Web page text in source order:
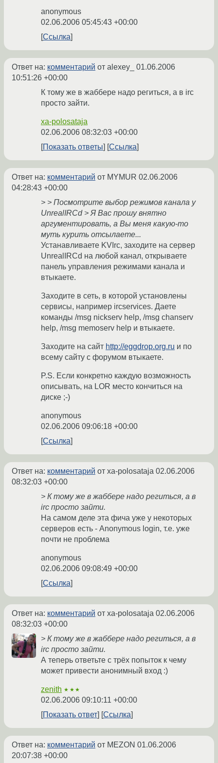
anonymous
02.06.2006 05:45:43 +00:00
Ссылка
Ответ на: комментарий от alexey_ 01.06.2006
10:51:26 +00:00
К тому же в жаббере надо региться, а в irc
просто зайти.
xa-polosataja
02.06.2006 08:32:03 +00:00
Показать ответы
Ссылка
Ответ на: комментарий от MYMUR 02.06.2006
04:28:43 +00:00
> > Посмотрите выбор режимов канала у
UnrealIRCd > Я Вас прошу внятно
аргументировать, а Вы меня какую-то
муть курить отсылаете...
Устанавливаете KVIrc, заходите на сервер
UnrealIRCd на любой канал, открываете
панель управления режимами канала и
втыкаете.
Заходите в сеть, в которой установлены
сервисы, например ircservices. Даете
команды /msg nickserv help, /msg chanserv
help, /msg memoserv help и втыкаете.
Заходите на сайт http://eggdrop.org.ru и по
всему сайту c форумом втыкаете.
P.S. Если конкретно каждую возможность
описывать, на LOR место кончиться на
диске ;-)
anonymous
02.06.2006 09:06:18 +00:00
Ссылка
Ответ на: комментарий от xa-polosataja 02.06.2006
08:32:03 +00:00
> К тому же в жаббере надо региться, а в
irc просто зайти.
На самом деле эта фича уже у некоторых
серверов есть - Anonymous login, т.е. уже
почти не проблема
anonymous
02.06.2006 09:08:49 +00:00
Ссылка
Ответ на: комментарий от xa-polosataja 02.06.2006
08:32:03 +00:00
> К тому же в жаббере надо региться, а в
irc просто зайти.
А теперь ответьте с трёх попыток к чему
может привести анонимный вход :)
zenith ★★★
02.06.2006 09:10:11 +00:00
Показать ответ
Ссылка
Ответ на: комментарий от MEZON 01.06.2006
20:07:38 +00:00